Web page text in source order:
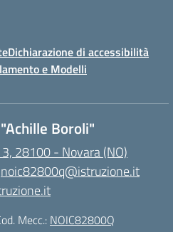
Dichiarazione di accessibilità
e Modelli
Boroli"
28100 - Novara (NO)
noic82800q@istruzione.it
Mecc.: NOIC82800Q